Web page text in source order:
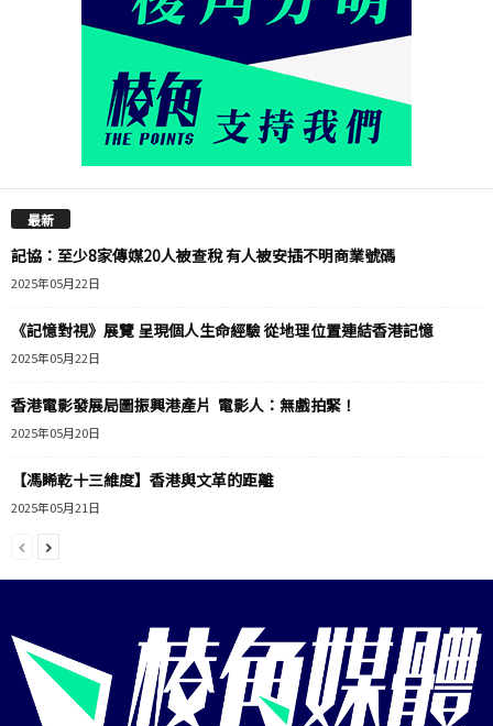
最新
記協：至少8家傳媒20人被查稅 有人被安插不明商業號碼
2025年05月22日
《記憶對視》展覽 呈現個人生命經驗 從地理位置連結香港記憶
2025年05月22日
香港電影發展局圖振興港產片 電影人：無戲拍緊！
2025年05月20日
【馮睎乾十三維度】香港與文革的距離
2025年05月21日